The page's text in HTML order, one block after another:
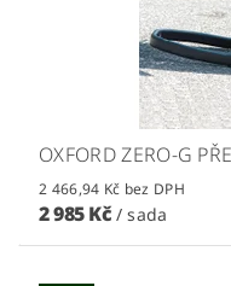
OXFORD ZERO-G
2 466,94 Kč bez DPH
2 985 Kč / sada